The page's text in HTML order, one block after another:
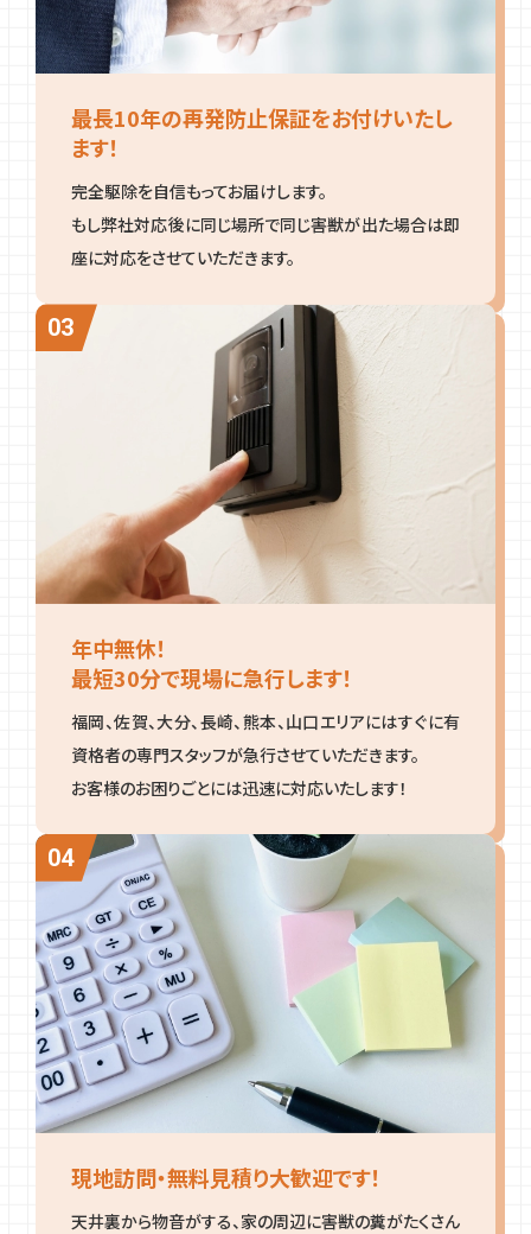
最長10年の再発防止保証をお付けいたし
ます！
完全駆除を自信もってお届けします。
もし弊社対応後に同じ場所で同じ害獣が出た場合は即
座に対応をさせていただきます。
年中無休！
最短30分で現場に急行します！
福岡、佐賀、大分、長崎、熊本、山口エリアにはすぐに有
資格者の専門スタッフが急行させていただきます。
お客様のお困りごとには迅速に対応いたします！
現地訪問・無料見積り大歓迎です！
天井裏から物音がする、家の周辺に害獣の糞がたくさん